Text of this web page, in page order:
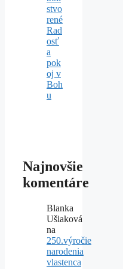
stvo
rené
Rad
osť
a
pok
oj v
Boh
u
Najnovšie
komentáre
Blanka
Ušiaková
na
250.výročie
narodenia
vlastenca